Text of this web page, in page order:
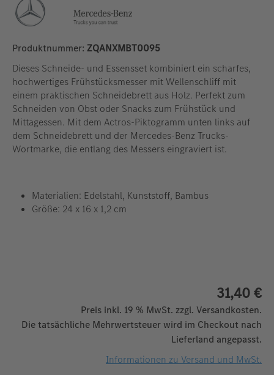
Produktnummer: ZQANXMBT0095
Dieses Schneide- und Essensset kombiniert ein scharfes,
hochwertiges Frühstücksmesser mit Wellenschliff mit
einem praktischen Schneidebrett aus Holz. Perfekt zum
Schneiden von Obst oder Snacks zum Frühstück und
Mittagessen. Mit dem Actros-Piktogramm unten links auf
dem Schneidebrett und der Mercedes-Benz Trucks-
Wortmarke, die entlang des Messers eingraviert ist.
Materialien: Edelstahl, Kunststoff, Bambus
Größe: 24 x 16 x 1,2 cm
31,40 €
Preis inkl. 19 % MwSt. zzgl. Versandkosten.
Die tatsächliche Mehrwertsteuer wird im Checkout nach
Lieferland angepasst.
Informationen zu Versand und MwSt.